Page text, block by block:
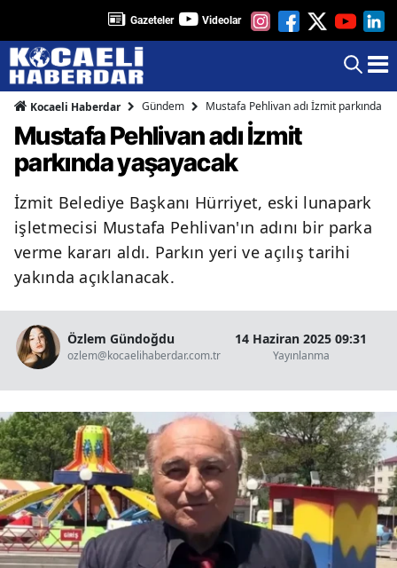
Gazeteler Videolar
Kocaeli Haberdar Gündem Mustafa Pehlivan adı İzmit parkında
Mustafa Pehlivan adı İzmit
parkında yaşayacak
İzmit Belediye Başkanı Hürriyet, eski lunapark
işletmecisi Mustafa Pehlivan'ın adını bir parka
verme kararı aldı. Parkın yeri ve açılış tarihi
yakında açıklanacak.
Özlem Gündoğdu
ozlem@kocaelihaberdar.com.tr
14 Haziran 2025 09:31
Yayınlanma